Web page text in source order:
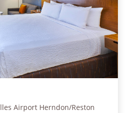
Airport Herndon/Reston